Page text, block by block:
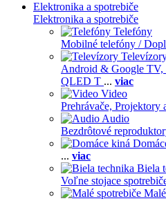
Elektronika a spotrebiče
Elektronika a spotrebiče
Telefóny
Mobilné telefóny /
Android & Google TV,
QLED T ... viac
Video
Prehrávače, Projektory
Audio
Bezdrôtové
... viac
Biela
Voľne stojace